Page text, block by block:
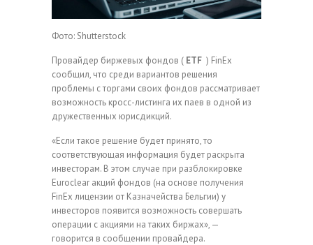
Фото: Shutterstock
Провайдер биржевых фондов ( ETF ) FinEx
сообщил, что среди вариантов решения
проблемы с торгами своих фондов рассматривает
возможность кросс-листинга их паев в одной из
дружественных юрисдикций.
«Если такое решение будет принято, то
соответствующая информация будет раскрыта
инвесторам. В этом случае при разблокировке
Euroclear акций фондов (на основе получения
FinEx лицензии от Казначейства Бельгии) у
инвесторов появится возможность совершать
операции с акциями на таких биржах», —
говорится в сообщении провайдера.